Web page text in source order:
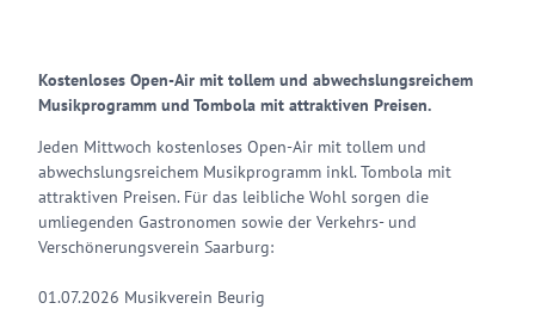
Kostenloses Open-Air mit tollem und abwechslungsreichem
Musikprogramm und Tombola mit attraktiven Preisen.
Jeden Mittwoch kostenloses Open-Air mit tollem und
abwechslungsreichem Musikprogramm inkl. Tombola mit
attraktiven Preisen. Für das leibliche Wohl sorgen die
umliegenden Gastronomen sowie der Verkehrs- und
Verschönerungsverein Saarburg:
01.07.2026 Musikverein Beurig